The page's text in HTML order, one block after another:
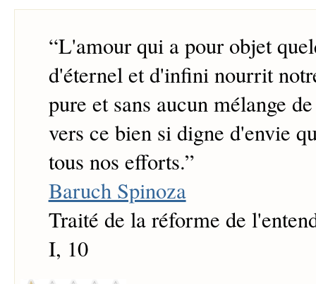
“L'amour qui a pour objet
d'éternel et d'infini nourrit
pure et sans aucun mélange
vers ce bien si digne d'envie
tous nos efforts.”
Baruch Spinoza
Traité de la réforme de
I, 10